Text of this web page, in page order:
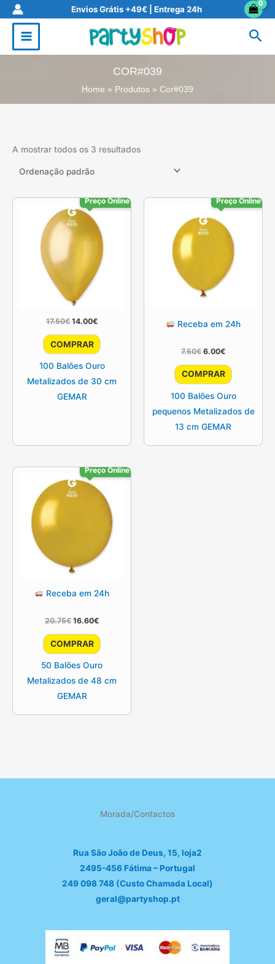
Skip
content
Envios Grátis +49€ | Entrega 24h
COR#039
Home Produtos Cor#039
A mostrar todos os 3 resultados
Preço Online
17.50€ O
original
era:
14.00€O
atual
é:
COMPRAR
100 Balões Ouro
Metalizados de 30 cm
GEMAR
Preço Online
Receba em 24h
7.50€ O
original
era:
6.00€O
atual
é:
COMPRAR
100 Balões Ouro
pequenos Metalizados de
13 cm GEMAR
Preço Online
Receba em 24h
20.75€ O
original
era:
16.60€O
atual
é:
COMPRAR
50 Balões Ouro
Metalizados de 48 cm
GEMAR
Morada/Contactos
Rua São João de Deus, 15, loja2
2495-456 Fátima – Portugal
249 098 748 (Custo Chamada Local)
geral@partyshop.pt